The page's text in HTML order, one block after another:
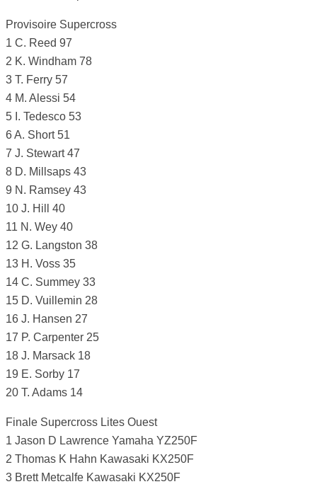
Provisoire Supercross
1 C. Reed 97
2 K. Windham 78
3 T. Ferry 57
4 M. Alessi 54
5 I. Tedesco 53
6 A. Short 51
7 J. Stewart 47
8 D. Millsaps 43
9 N. Ramsey 43
10 J. Hill 40
11 N. Wey 40
12 G. Langston 38
13 H. Voss 35
14 C. Summey 33
15 D. Vuillemin 28
16 J. Hansen 27
17 P. Carpenter 25
18 J. Marsack 18
19 E. Sorby 17
20 T. Adams 14
Finale Supercross Lites Ouest
1 Jason D Lawrence Yamaha YZ250F
2 Thomas K Hahn Kawasaki KX250F
3 Brett Metcalfe Kawasaki KX250F